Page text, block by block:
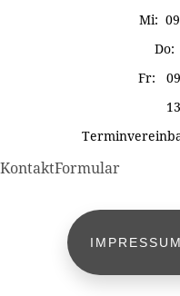
Mi:
Do:
Fr:
KontaktFormular